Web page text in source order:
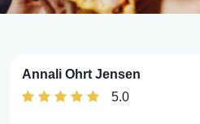
Annali Ohrt Jensen
5.0